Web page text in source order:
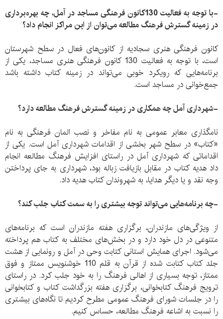
-با توجه به فعالیت 130کانون فرهنگی مساجد در آمل، چه بهره‌برداری
در زمینه گسترش فرهنگ مطالعه می‌توان از این مراکز انجام داد؟
کانون فرهنگی هنری سجادیه از کانون‌های فعال در سطح شهرستان
است، با توجه به فعالیت 130 کانون فرهنگی هنری مساجد، یکی از
برنامه‌هایی که رویکرد خوبی می‌تواند در زمینه کتاب داشته باشد
جمع‌خوانی در مساجد است.
-شهرداری آمل چه همکاری در زمینه گسترش فرهنگ مطالعه دارد؟
نامگذاری معابر عمومی به نام مفاخر و نصب المان فرهنگی به نام
«کتاب» در سطح شهر بخشی از اقدامات شهرداری آمل است. یکی از
اقداماتی که شهرداری آمل در راستای افزایش فرهنگ مطالعه انجام
داد هدیه کتاب در مقابل بازیافت زباله بود، شهرداری به جای پرداختن
وجه نقد و یا دیگر هدایا، به شهروندان کتاب هدیه داد.
-چه برنامه‌هایی می‌تواند توجه بیشتری را به سمت کتاب جلب کند؟
از ویژگی‌های مازندران، برگزاری هفته مازندران است که برنامه‌های
متنوعی در دل خود دارد و در بخش‌های مختلف به کتاب هم پرداخته
می‌شود. اجرای همایش استانی کتابت وحی در آمل و رونمایی از هشت
جلد کتاب کتابت شده از قرآن به قلم 110 خوشنویس ممتاز و فوق
ممتاز، توجه بسیاری از اهالی فرهنگ را به خود جلب کرد. در راستای
ترویج فرهنگ کتابخوانی، برگزاری هفته بزرگداشت کتاب و کتابخوانی
را در جلسات شورای فرهنگ عمومی مطرح کردیم تا نگاه‌های بیشتری
را نسبت به اشاعه فرهنگ مطالعه، حساس کنیم.